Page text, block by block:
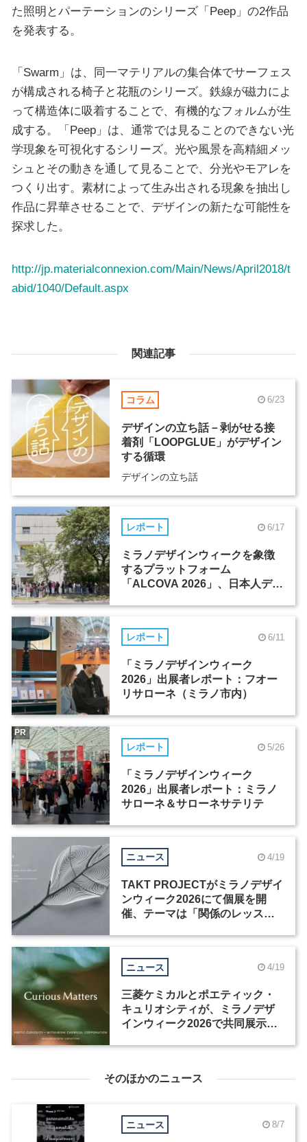
た照明とパーテーションのシリーズ「Peep」の2作品
を発表する。
「Swarm」は、同一マテリアルの集合体でサーフェス
が構成される椅子と花瓶のシリーズ。鉄線が磁力によ
って構造体に吸着することで、有機的なフォルムが生
成する。「Peep」は、通常では見ることのできない光
学現象を可視化するシリーズ。光や風景を高精細メッ
シュとその動きを通して見ることで、分光やモアレを
つくり出す。素材によって生み出される現象を抽出し
作品に昇華させることで、デザインの新たな可能性を
探求した。
http://jp.materialconnexion.com/Main/News/April2018/t
abid/1040/Default.aspx
関連記事
コラム 6/23
デザインの立ち話－剥がせる接
着剤「LOOPGLUE」がデザイン
する循環
デザインの立ち話
レポート 6/17
ミラノデザインウィークを象徴
するプラットフォーム
「ALCOVA 2026」、日本人デザ
レポート 6/11
「ミラノデザインウィーク
2026」出展者レポート：フオー
リサローネ（ミラノ市内）
レポート 5/26
「ミラノデザインウィーク
2026」出展者レポート：ミラノ
サローネ＆サローネサテリテ
PR
ニュース 4/19
TAKT PROJECTがミラノデザイ
ンウィーク2026にて個展を開
催、テーマは「関係のレッス
ニュース 4/19
三菱ケミカルとポエティック・
キュリオシティが、ミラノデザ
インウィーク2026で共同展示を
そのほかのニュース
ニュース 8/7